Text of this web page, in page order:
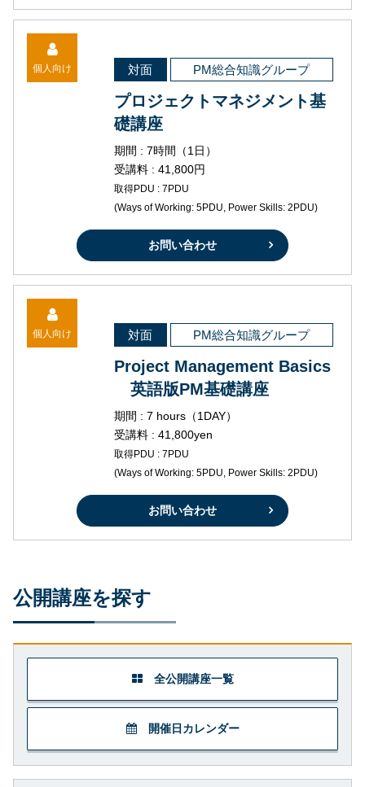
個人向け 対面 PM総合知識グループ
プロジェクトマネジメント基
礎講座
期間 : 7時間（1日）
受講料 : 41,800円
取得PDU : 7PDU
(Ways of Working: 5PDU, Power Skills: 2PDU)
お問い合わせ
個人向け 対面 PM総合知識グループ
Project Management Basics
英語版PM基礎講座
期間 : 7 hours（1DAY）
受講料 : 41,800yen
取得PDU : 7PDU
(Ways of Working: 5PDU, Power Skills: 2PDU)
お問い合わせ
公開講座を探す
全公開講座一覧
開催日カレンダー